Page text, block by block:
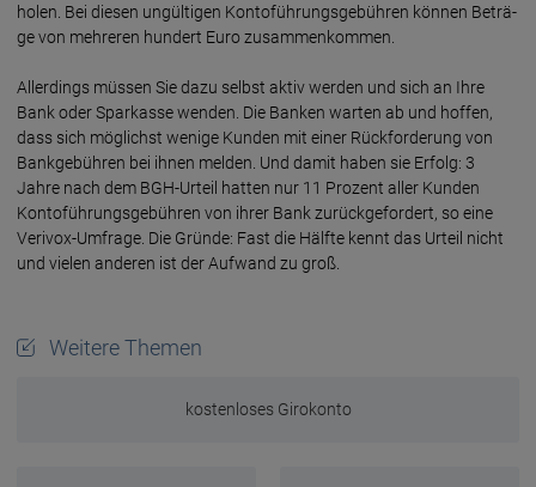
holen. Bei diesen ungül­tigen Konto­führungs­gebühren können Beträ­
ge von mehre­ren hundert Euro zusammen­kommen.
Aller­dings müssen Sie dazu selbst aktiv werden und sich an Ihre
Bank oder Spar­kasse wenden. Die Banken warten ab und hoffen,
dass sich mög­lichst wenige Kunden mit einer Rück­forderung von
Bank­gebüh­ren bei ihnen melden. Und damit haben sie Erfolg: 3
Jahre nach dem BGH-Urteil hatten nur 11 Prozent aller Kunden
Konto­führungs­gebühren von ihrer Bank zurück­gefor­dert, so eine
Verivox-Umfrage. Die Gründe: Fast die Hälfte kennt das Urteil nicht
und vielen anderen ist der Aufwand zu groß.
Weitere Themen
kostenloses Girokonto